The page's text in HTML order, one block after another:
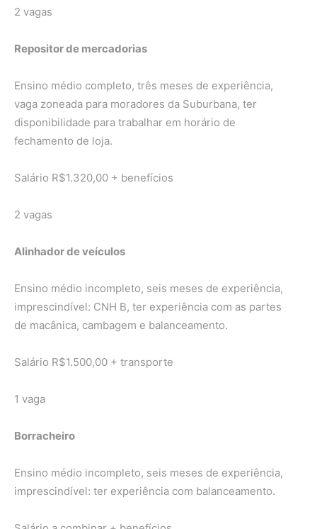
2 vagas
Repositor de mercadorias
Ensino médio completo, três meses de experiência,
vaga zoneada para moradores da Suburbana, ter
disponibilidade para trabalhar em horário de
fechamento de loja.
Salário R$1.320,00 + benefícios
2 vagas
Alinhador de veículos
Ensino médio incompleto, seis meses de experiência,
imprescindível: CNH B, ter experiência com as partes
de macânica, cambagem e balanceamento.
Salário R$1.500,00 + transporte
1 vaga
Borracheiro
Ensino médio incompleto, seis meses de experiência,
imprescindível: ter experiência com balanceamento.